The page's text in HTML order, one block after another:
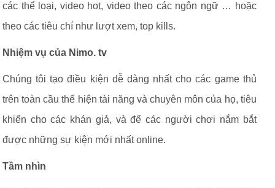
các thể loại, video hot, video theo các ngôn ngữ … hoặc
theo các tiêu chí như lượt xem, top kills.
Nhiệm vụ của Nimo. tv
Chúng tôi tạo điều kiện dễ dàng nhất cho các game thủ
trên toàn cầu thể hiện tài năng và chuyên môn của họ, tiêu
khiển cho các khán giả, và để các người chơi nắm bắt
được những sự kiện mới nhất online.
Tầm nhìn